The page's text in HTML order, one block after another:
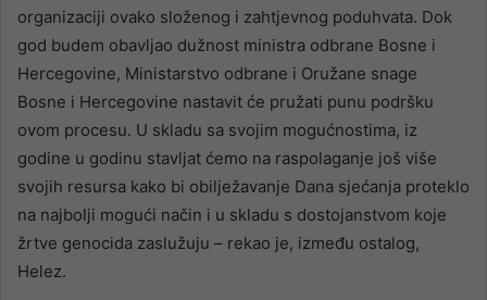
organizaciji ovako složenog i zahtjevnog poduhvata. Dok
god budem obavljao dužnost ministra odbrane Bosne i
Hercegovine, Ministarstvo odbrane i Oružane snage
Bosne i Hercegovine nastavit će pružati punu podršku
ovom procesu. U skladu sa svojim mogućnostima, iz
godine u godinu stavljat ćemo na raspolaganje još više
svojih resursa kako bi obilježavanje Dana sjećanja proteklo
na najbolji mogući način i u skladu s dostojanstvom koje
žrtve genocida zaslužuju – rekao je, između ostalog,
Helez.